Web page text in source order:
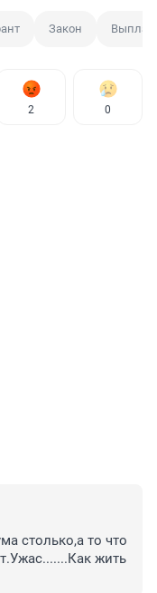
Закон
2 0
столько,а то что
жить